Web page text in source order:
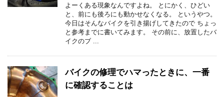
よーくある現象なんですよね。 とにかく、ひどい
と、前にも後ろにも動かせなくなる。 というやつ。
今日はそんなバイクを引き揚げしてきたので ちょっ
と参考までに書いてみます。 その前に、放置したバ
イクのブ ...
バイクの修理でハマったときに、一番
に確認することは